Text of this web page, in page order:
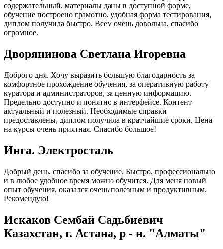
содержательный, материалы даны в доступной форме,
обучение построено грамотно, удобная форма тестирования,
диплом получила быстро. Всем очень довольна, спасибо
огромное.
Дворянинова Светлана Игоревна
Доброго дня. Хочу выразить большую благодарность за
комфортное прохождение обучения, за оперативную работу
куратора и администраторов, за ценную информацию.
Предельно доступно и понятно в интерфейсе. Контент
актуальный и полезный. Необходимые справки
предоставлены, диплом получила в кратчайшие сроки. Цена
на курсы очень приятная. Спасибо большое!
Инга. Электросталь
Добрый день, спасибо за обучение. Быстро, профессионально
и в любое удобное время можно обучится. Для меня новый
опыт обучения, оказался очень полезным и продуктивным.
Рекомендую!
Искаков Сембай Садьбиевич
Казахстан, г. Астана, р - н. "Алматы"